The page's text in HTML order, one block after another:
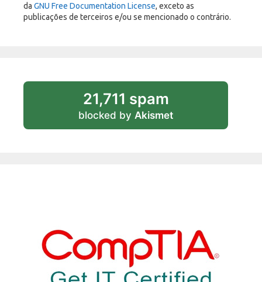
da GNU Free Documentation License, exceto as
publicações de terceiros e/ou se mencionado o contrário.
21,711 spam
blocked by Akismet